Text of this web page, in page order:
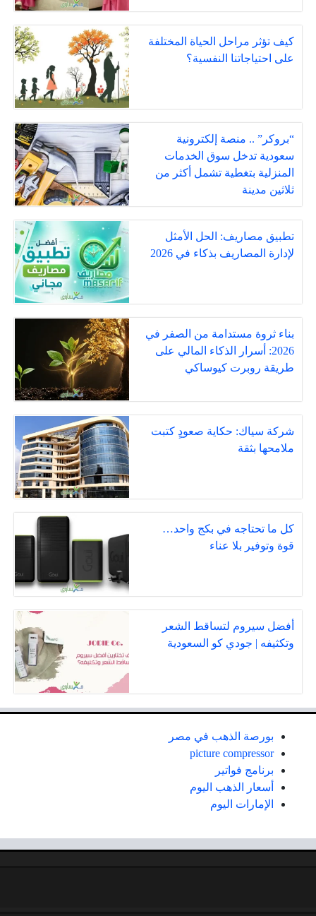
كيف تؤثر مراحل الحياة المختلفة
على احتياجاتنا النفسية؟
“بروكر” .. منصة إلكترونية
سعودية تدخل سوق الخدمات
المنزلية بتغطية تشمل أكثر من
ثلاثين مدينة
تطبيق مصاريف: الحل الأمثل
لإدارة المصاريف بذكاء في 2026
بناء ثروة مستدامة من الصفر في
2026: أسرار الذكاء المالي على
طريقة روبرت كيوساكي
شركة سياك: حكاية صعودٍ كتبت
ملامحها بثقة
كل ما تحتاجه في بكج واحد…
قوة وتوفير بلا عناء
أفضل سيروم لتساقط الشعر
وتكثيفه | جودي كو السعودية
بورصة الذهب في مصر
picture compressor
برنامج فواتير
أسعار الذهب اليوم
الإمارات اليوم